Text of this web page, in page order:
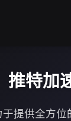
推特加
提供全方